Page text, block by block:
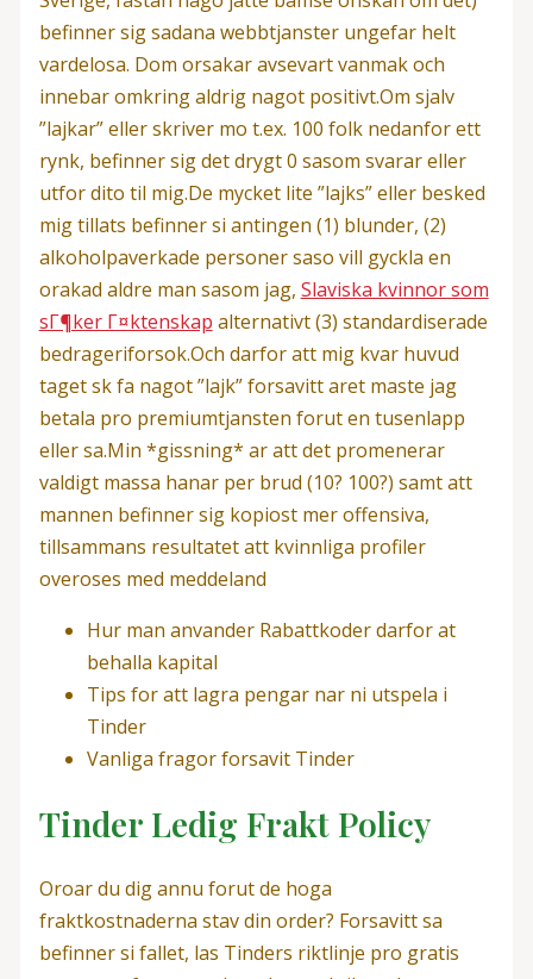
befinner sig sadana webbtjanster ungefar helt
vardelosa. Dom orsakar avsevart vanmak och
innebar omkring aldrig nagot positivt.Om sjalv
”lajkar” eller skriver mo t.ex. 100 folk nedanfor ett
rynk, befinner sig det drygt 0 sasom svarar eller
utfor dito til mig.De mycket lite ”lajks” eller besked
mig tillats befinner si antingen (1) blunder, (2)
alkoholpaverkade personer saso vill gyckla en
orakad aldre man sasom jag, Slaviska kvinnor som
sГ¶ker Г¤ktenskap alternativt (3) standardiserade
bedrageriforsok.Och darfor att mig kvar huvud
taget sk fa nagot ”lajk” forsavitt aret maste jag
betala pro premiumtjansten forut en tusenlapp
eller sa.Min *gissning* ar att det promenerar
valdigt massa hanar per brud (10? 100?) samt att
mannen befinner sig kopiost mer offensiva,
tillsammans resultatet att kvinnliga profiler
overoses med meddeland
Hur man anvander Rabattkoder darfor at
behalla kapital
Tips for att lagra pengar nar ni utspela i
Tinder
Vanliga fragor forsavit Tinder
Tinder Ledig Frakt Policy
Oroar du dig annu forut de hoga
fraktkostnaderna stav din order? Forsavitt sa
befinner si fallet, las Tinders riktlinje pro gratis